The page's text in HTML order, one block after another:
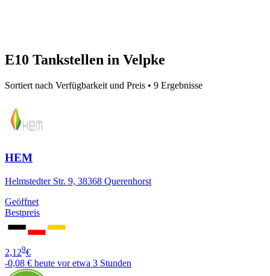
E10 Tankstellen in Velpke
Sortiert nach Verfügbarkeit und Preis • 9 Ergebnisse
HEM
Helmstedter Str. 9, 38368 Querenhorst
Geöffnet
Bestpreis
2,129€
-0,08 € heute vor etwa 3 Stunden